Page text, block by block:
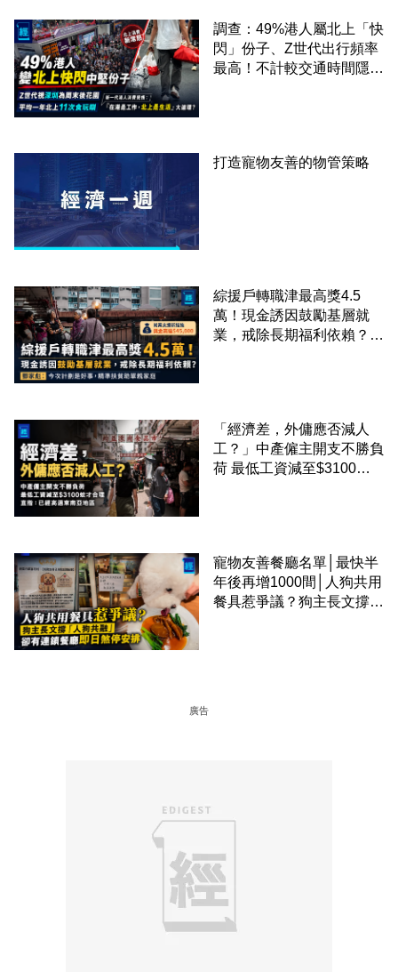
調查：49%港人屬北上「快
閃」份子、Z世代出行頻率
最高！不計較交通時間隱形
打造寵物友善的物管策略
綜援戶轉職津最高獎4.5
萬！現金誘因鼓勵基層就
業，戒除長期福利依賴？鄧
「經濟差，外傭應否減人
工？」中產僱主開支不勝負
荷 最低工資減至$3100蚊
寵物友善餐廳名單│最快半
年後再增1000間│人狗共用
餐具惹爭議？狗主長文撐
廣告